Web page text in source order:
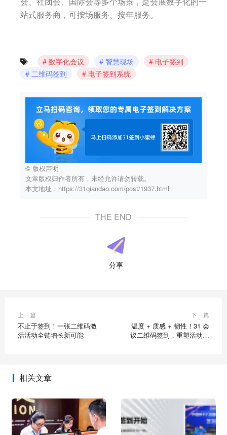
站式服务商，可按场服务、按年服务。
数字化会议 智慧现场
电子签到
二维码签到
电子签到系统
© 版权声明
文章版权归作者所有，未经允许请勿转载。
本文地址：https://31qiandao.com/post/1937.html
THE END
分享
上一篇
不止于签到！一张二维码激
活活动全链增长新可能
下一篇
温度 + 质感 + 韧性！31 会
议二维码签到，重塑活动全
链价值
相关文章